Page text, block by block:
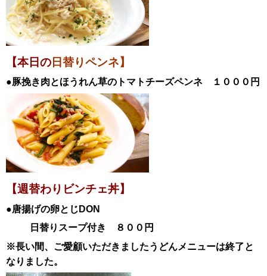
【本日の 日替りペンネ】
●豚挽き肉とほうれん草のトマトチーズペンネ １０００円
【週替わりビンチェ丼】
●唐揚げの卵とじ DON
日替りスープ付き ８００円
※長い間、ご愛顧いただきましたうどんメニューは終了と
なりました。